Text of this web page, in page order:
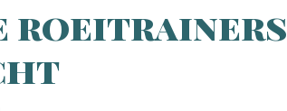
roeitrainers